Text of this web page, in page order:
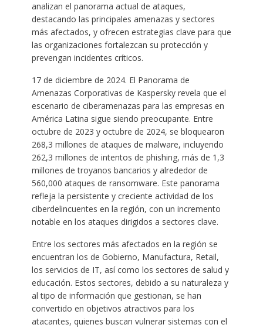
analizan el panorama actual de ataques,
destacando las principales amenazas y sectores
más afectados, y ofrecen estrategias clave para que
las organizaciones fortalezcan su protección y
prevengan incidentes críticos.
17 de diciembre de 2024. El Panorama de
Amenazas Corporativas de Kaspersky revela que el
escenario de ciberamenazas para las empresas en
América Latina sigue siendo preocupante. Entre
octubre de 2023 y octubre de 2024, se bloquearon
268,3 millones de ataques de malware, incluyendo
262,3 millones de intentos de phishing, más de 1,3
millones de troyanos bancarios y alrededor de
560,000 ataques de ransomware. Este panorama
refleja la persistente y creciente actividad de los
ciberdelincuentes en la región, con un incremento
notable en los ataques dirigidos a sectores clave.
Entre los sectores más afectados en la región se
encuentran los de Gobierno, Manufactura, Retail,
los servicios de IT, así como los sectores de salud y
educación. Estos sectores, debido a su naturaleza y
al tipo de información que gestionan, se han
convertido en objetivos atractivos para los
atacantes, quienes buscan vulnerar sistemas con el